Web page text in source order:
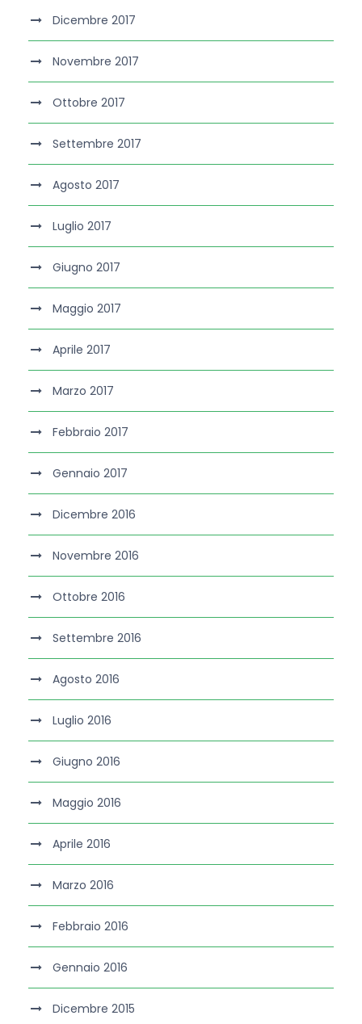
Dicembre 2017
Novembre 2017
Ottobre 2017
Settembre 2017
Agosto 2017
Luglio 2017
Giugno 2017
Maggio 2017
Aprile 2017
Marzo 2017
Febbraio 2017
Gennaio 2017
Dicembre 2016
Novembre 2016
Ottobre 2016
Settembre 2016
Agosto 2016
Luglio 2016
Giugno 2016
Maggio 2016
Aprile 2016
Marzo 2016
Febbraio 2016
Gennaio 2016
Dicembre 2015